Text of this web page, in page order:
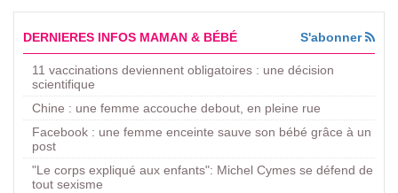
DERNIERES INFOS MAMAN & BÉBÉ S'abonner
11 vaccinations deviennent obligatoires : une décision
scientifique
Chine : une femme accouche debout, en pleine rue
Facebook : une femme enceinte sauve son bébé grâce à un
post
"Le corps expliqué aux enfants": Michel Cymes se défend de
tout sexisme